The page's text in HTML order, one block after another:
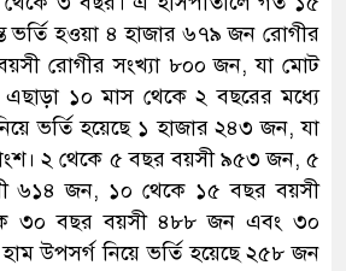
ভর্তি হওয়া ৪ হাজার ৬৭৯ জন রোগীর
রোগীর সংখ্যা ৮০০ জন, যা মোট
১০ মাস থেকে ২ বছরের মধ্যে
ভর্তি হয়েছে ১ হাজার ২৪৩ জন, যা
২ থেকে ৫ বছর বয়সী ৯৫৩ জন, ৫
৬১৪ জন, ১০ থেকে ১৫ বছর বয়সী
৩০ বছর বয়সী ৪৮৮ জন এবং ৩০
উপসর্গ নিয়ে ভর্তি হয়েছে ২৫৮ জন